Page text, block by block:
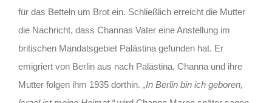
für das Betteln um Brot ein. Schließlich erreicht die Mutter
die Nachricht, dass Channas Vater eine Anstellung im
britischen Mandatsgebiet Palästina gefunden hat. Er
emigriert von Berlin aus nach Palästina, Channa und ihre
Mutter folgen ihm 1935 dorthin. „In Berlin bin ich geboren,